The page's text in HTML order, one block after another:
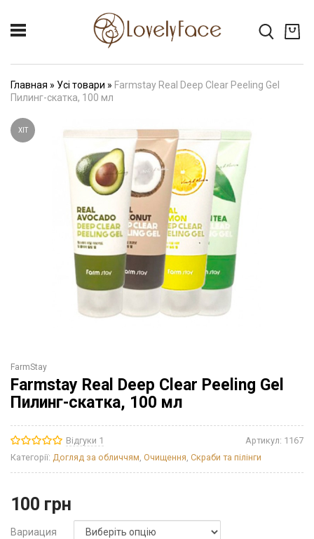
Главная » Усі товари » Farmstay Real Deep Clear Peeling Gel
Пилинг-скатка, 100 мл
ХІТ
FarmStay
Farmstay Real Deep Clear Peeling Gel
Пилинг-скатка, 100 мл
Відгуки 1 Артикул: 1167
Категорії: Догляд за обличчям, Очищення, Скраби та пілінги
100 грн
Вариация